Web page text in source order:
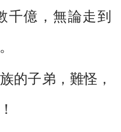
千億，無論走到
子弟，難怪，